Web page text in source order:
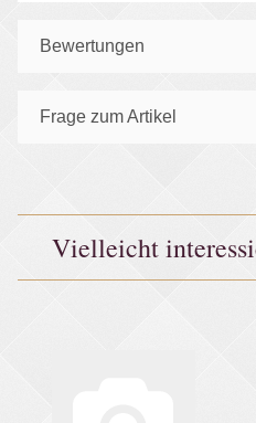
Bewertungen
Frage zum Artikel
Vielleicht